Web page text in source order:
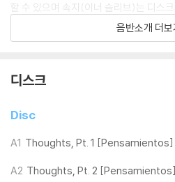
할 수 있으며 속지(이너 슬리브)는 디스
외관상 불량 확인되는 상품을 개봉 시엔
닐은 품질보증대상이 아닙니다.
3) 일본 제작 LP는 대부분 겉비닐이 밀봉
4) 디지털 다운로드 코드는 본사에서 공
※ 재생 불량
모델) 다이내믹 사운드의 편차가 큰 트랙
음반소개 더보
디스크
Disc
A1 Thoughts, Pt. 1 [Pensamientos]
A2 Thoughts, Pt. 2 [Pensamientos]